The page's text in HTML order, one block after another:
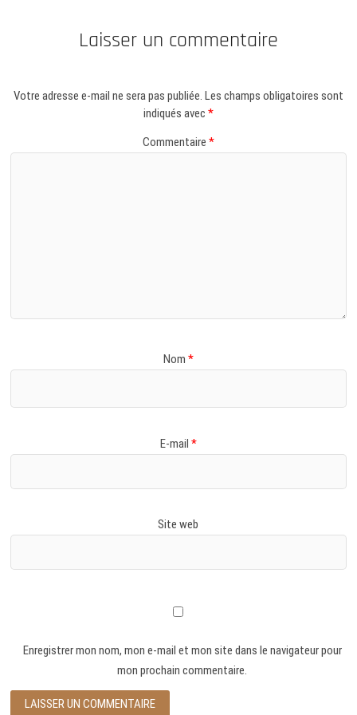
Laisser un commentaire
Votre adresse e-mail ne sera pas publiée. Les champs obligatoires sont
indiqués avec *
Commentaire *
Nom *
E-mail *
Site web
Enregistrer mon nom, mon e-mail et mon site dans le navigateur pour
mon prochain commentaire.